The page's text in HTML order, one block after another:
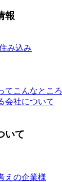
報
み込み
てこんなところ
会社について
いて
えの企業様